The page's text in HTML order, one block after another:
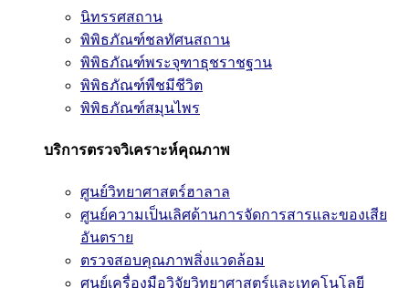
นิทรรศสถาน
พิพิธภัณฑ์ชลทัศนสถาน
พิพิธภัณฑ์พระจุฑาธุชราชฐาน
พิพิธภัณฑ์พืชมีชีวิต
พิพิธภัณฑ์สมุนไพร
บริการตรวจวิเคราะห์คุณภาพ
ศูนย์วิทยาศาสตร์ฮาลาล
ศูนย์ความเป็นเลิศด้านการจัดการสารและของเสีย
อันตราย
ตรวจสอบคุณภาพสิ่งแวดล้อม
ศูนย์เครื่องมือวิจัยวิทยาศาสตร์และเทคโนโลยี